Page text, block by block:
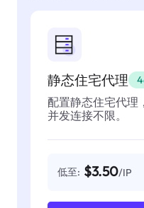
静态住宅代理
配置静态住宅代理
并发连接不限。
低至: $3.50/IP